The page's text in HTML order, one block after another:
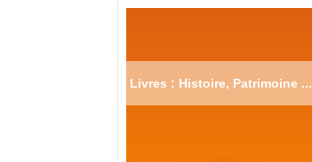
Livres : Histoire, Patrimoine ...